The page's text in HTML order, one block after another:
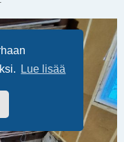
Lue lisää